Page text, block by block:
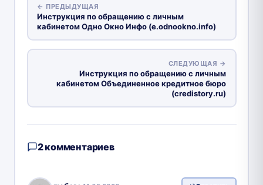
← ПРЕДЫДУЩАЯ
Инструкция по обращению с личным
кабинетом Одно Окно Инфо (e.odnookno.info)
СЛЕДУЮЩАЯ →
Инструкция по обращению с личным
кабинетом Объединенное кредитное бюро
(credistory.ru)
2 комментариев